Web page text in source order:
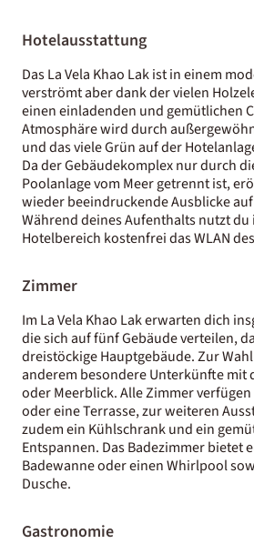
Hotelausstattung
Das La Vela Khao Lak ist in einem
verströmt aber dank der vielen
einen einladenden und gemütlichen
Atmosphäre wird durch
und das viele Grün auf der
Da der Gebäudekomplex nur durch
Poolanlage vom Meer getrennt ist,
wieder beeindruckende Ausblicke
Während deines Aufenthalts nutzt du
Hotelbereich kostenfrei das WLAN
Zimmer
Im La Vela Khao Lak erwarten dich
die sich auf fünf Gebäude verteilen,
dreistöckige Hauptgebäude. Zur
anderem besondere Unterkünfte mit
oder Meerblick. Alle Zimmer
oder eine Terrasse, zur weiteren
zudem ein Kühlschrank und ein
Entspannen. Das Badezimmer bietet
Badewanne oder einen Whirlpool
Dusche.
Gastronomie